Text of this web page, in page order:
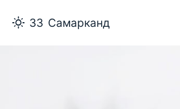
33 Самарканд